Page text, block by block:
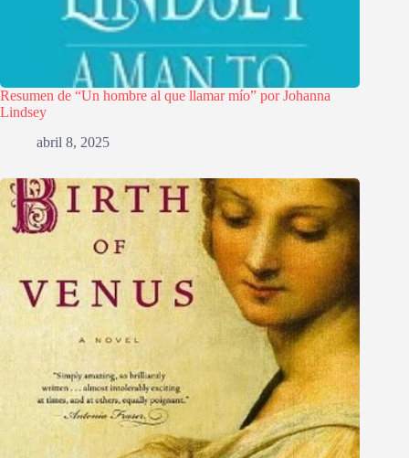
Resumen de “Un hombre al que llamar mío” por Johanna
Lindsey
abril 8, 2025